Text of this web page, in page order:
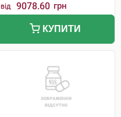
від 9078.60 грн
КУПИТИ